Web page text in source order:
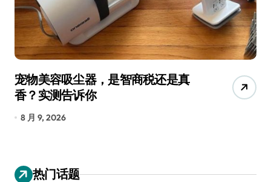
宠物美容吸尘器，是智商税还是真
香？实测告诉你
8 月 9, 2026
热门话题